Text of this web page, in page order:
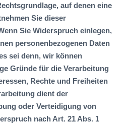
auf denen eine
Sie dieser
Sie Widerspruch einlegen,
personenbezogenen Daten
sei denn, wir können
Gründe für die Verarbeitung
Rechte und Freiheiten
dient der
oder Verteidigung von
nach Art. 21 Abs. 1